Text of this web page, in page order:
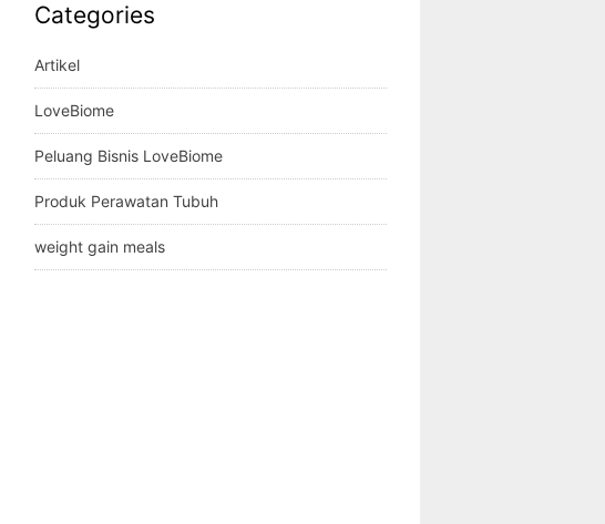
Categories
Artikel
LoveBiome
Peluang Bisnis LoveBiome
Produk Perawatan Tubuh
weight gain meals